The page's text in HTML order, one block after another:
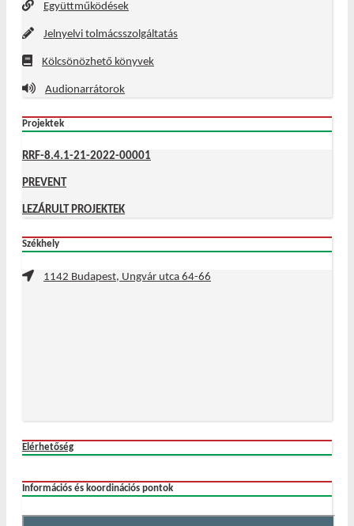
Együttműködések
Jelnyelvi tolmácsszolgáltatás
Kölcsönözhető könyvek
Audionarrátorok
Projektek
RRF-8.4.1-21-2022-00001
PREVENT
LEZÁRULT PROJEKTEK
Székhely
1142 Budapest, Ungvár utca 64-66
Elérhetőség
Információs és koordinációs pontok